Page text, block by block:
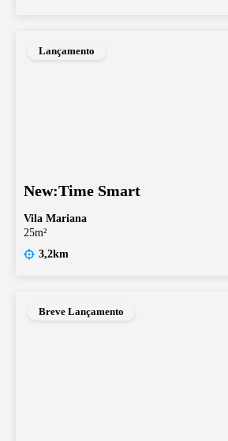
Lançamento
New:Time Smart
Vila Mariana
25m²
3,2km
Breve Lançamento